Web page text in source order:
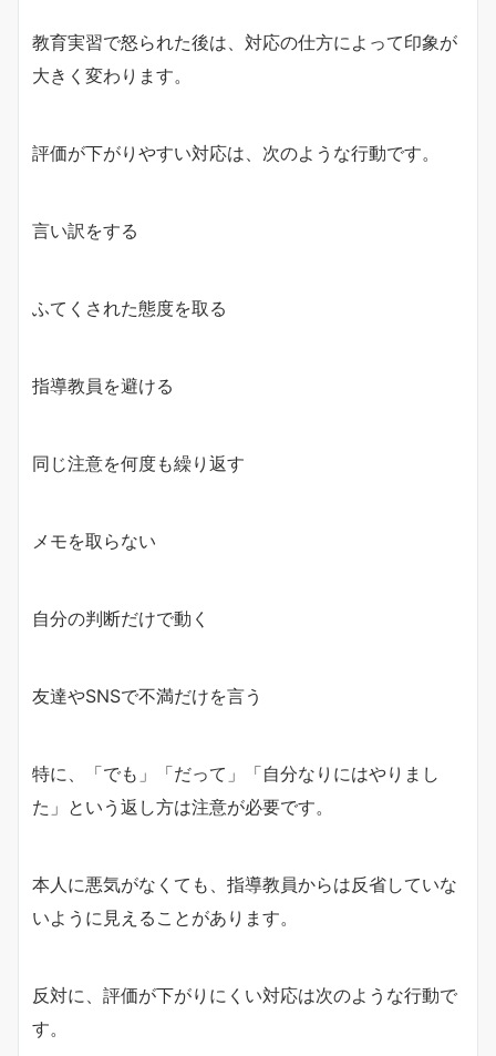
教育実習で怒られた後は、対応の仕方によって印象が
大きく変わります。
評価が下がりやすい対応は、次のような行動です。
言い訳をする
ふてくされた態度を取る
指導教員を避ける
同じ注意を何度も繰り返す
メモを取らない
自分の判断だけで動く
友達やSNSで不満だけを言う
特に、「でも」「だって」「自分なりにはやりまし
た」という返し方は注意が必要です。
本人に悪気がなくても、指導教員からは反省していな
いように見えることがあります。
反対に、評価が下がりにくい対応は次のような行動で
す。